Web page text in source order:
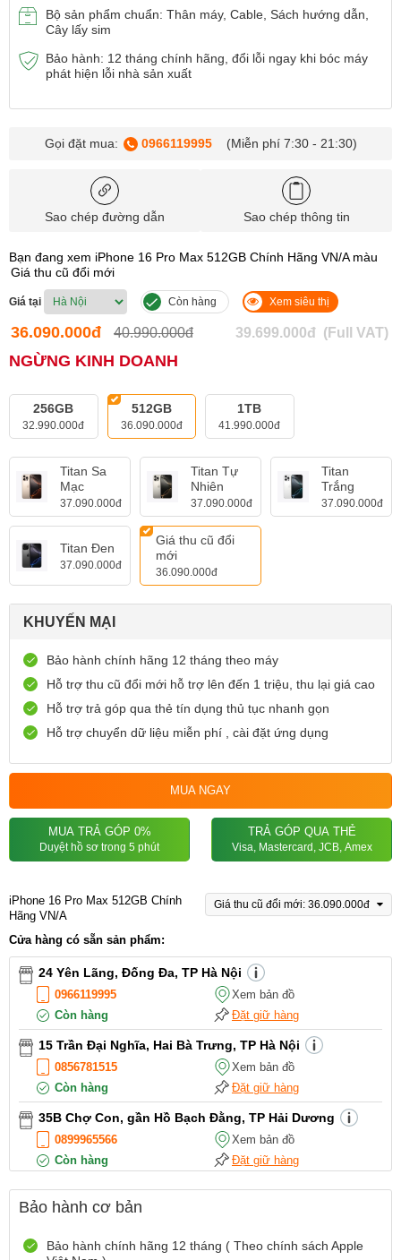
Bộ sản phẩm chuẩn: Thân máy, Cable, Sách hướng dẫn,
Cây lấy sim
Bảo hành: 12 tháng chính hãng, đổi lỗi ngay khi bóc máy
phát hiện lỗi nhà sản xuất
Gọi đặt mua: 0966119995 (Miễn phí 7:30 - 21:30)
Sao chép đường dẫn Sao chép thông tin
Bạn đang xem iPhone 16 Pro Max 512GB Chính Hãng VN/A màu
Giá thu cũ đổi mới
Giá tại Còn hàng Xem siêu thị
36.090.000đ 40.990.000đ 39.699.000đ (Full VAT)
NGỪNG KINH DOANH
256GB
32.990.000đ
512GB
36.090.000đ
1TB
41.990.000đ
Titan Sa
Mạc
37.090.000đ
Titan Tự
Nhiên
37.090.000đ
Titan
Trắng
37.090.000đ
Titan Đen
37.090.000đ
Giá thu cũ đổi
mới
36.090.000đ
KHUYẾN MẠI
Bảo hành chính hãng 12 tháng theo máy
Hỗ trợ thu cũ đổi mới hỗ trợ lên đến 1 triệu, thu lại giá cao
Hỗ trợ trả góp qua thẻ tín dụng thủ tục nhanh gọn
Hỗ trợ chuyển dữ liệu miễn phí , cài đặt ứng dụng
MUA NGAY
MUA TRẢ GÓP 0%
Duyệt hồ sơ trong 5 phút
TRẢ GÓP QUA THẺ
Visa, Mastercard, JCB, Amex
iPhone 16 Pro Max 512GB Chính
Hãng VN/A
Giá thu cũ đổi mới: 36.090.000đ
Cửa hàng có sẵn sản phẩm:
24 Yên Lãng, Đống Đa, TP Hà Nội
0966119995
Xem bản đồ
Còn hàng
Đặt giữ hàng
15 Trần Đại Nghĩa, Hai Bà Trưng, TP Hà Nội
0856781515
Xem bản đồ
Còn hàng
Đặt giữ hàng
35B Chợ Con, gần Hồ Bạch Đằng, TP Hải Dương
0899965566
Xem bản đồ
Còn hàng
Đặt giữ hàng
12 Điện Biên Phủ, TP Hải Phòng
0916551212
Bảo hành cơ bản
Bảo hành chính hãng 12 tháng ( Theo chính sách Apple